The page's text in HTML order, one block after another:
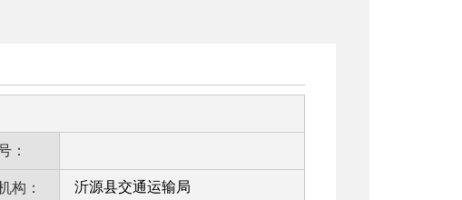
：
构： 沂源县交通运输局